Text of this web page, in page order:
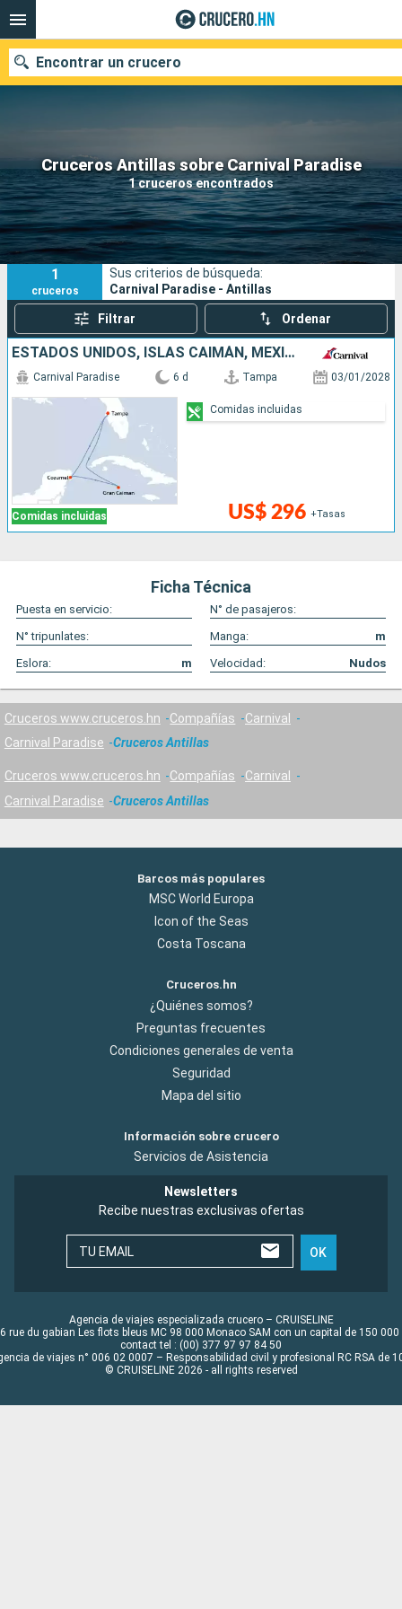
Cruceros Antillas sobre Carnival Paradise
1 cruceros encontrados
Encontrar un crucero
Nuestros destinos
Fecha de salida
Puertos Compañías
Buscar
1
cruceros
Sus criterios de búsqueda:
Carnival Paradise - Antillas
Filtrar Ordenar
ESTADOS UNIDOS, ISLAS CAIMÁN, MÉXICO
Comidas incluidas
Carnival Paradise 6 d Tampa 03/01/2028
US$ 296 +Tasas
Comidas incluidas
Ficha Técnica
Puesta en servicio:
N° de pasajeros:
N° tripunlates:
Manga:
m
Eslora:
m Velocidad: Nudos
Cruceros www.cruceros.hn Compañías
Carnival
Carnival Paradise
Cruceros Antillas
Cruceros www.cruceros.hn Compañías
Carnival
Carnival Paradise
Cruceros Antillas
Barcos más populares
MSC World Europa
Icon of the Seas
Costa Toscana
Cruceros.hn
¿Quiénes somos?
Preguntas frecuentes
Condiciones generales de venta
Seguridad
Mapa del sitio
Información sobre crucero
Servicios de Asistencia
Newsletters
Recibe nuestras exclusivas ofertas
TU EMAIL OK
Agencia de viajes especializada crucero – CRUISELINE
rue du gabian Les flots bleus MC 98 000 Monaco SAM con un capital de 150 000
contact tel : (00) 377 97 97 84 50
de viajes n° 006 02 0007 – Responsabilidad civil y profesional RC RSA de
© CRUISELINE 2026 - all rights reserved